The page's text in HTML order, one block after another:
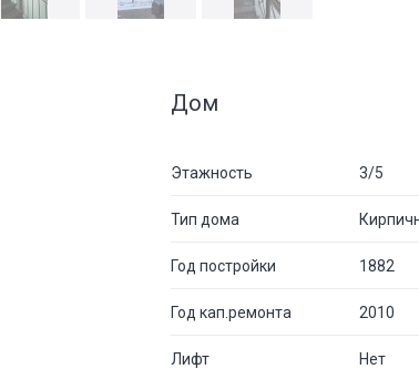
Дом
Этажность 3/5
Тип дома
Год постройки 1882
Год кап.ремонта 2010
Лифт Нет